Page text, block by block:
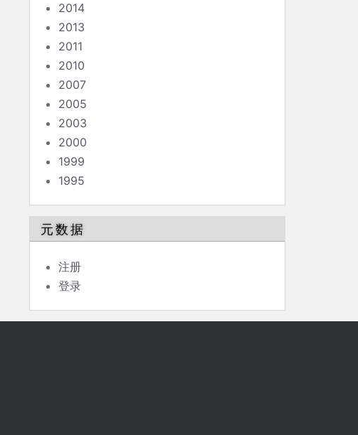
2014
2013
2011
2010
2007
2005
2003
2000
1999
1995
元数据
注册
登录